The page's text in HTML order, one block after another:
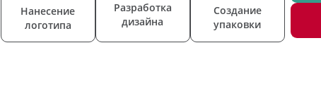
Нанесение
логотипа
Разработка
дизайна
Создание
упаковки